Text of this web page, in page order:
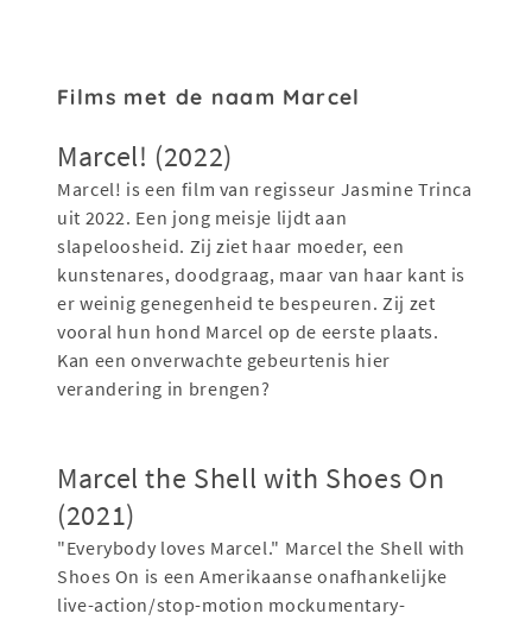
Films met de naam Marcel
Marcel! (2022)
Marcel! is een film van regisseur Jasmine Trinca
uit 2022. Een jong meisje lijdt aan
slapeloosheid. Zij ziet haar moeder, een
kunstenares, doodgraag, maar van haar kant is
er weinig genegenheid te bespeuren. Zij zet
vooral hun hond Marcel op de eerste plaats.
Kan een onverwachte gebeurtenis hier
verandering in brengen?
Marcel the Shell with Shoes On
(2021)
"Everybody loves Marcel." Marcel the Shell with
Shoes On is een Amerikaanse onafhankelijke
live-action/stop-motion mockumentary-